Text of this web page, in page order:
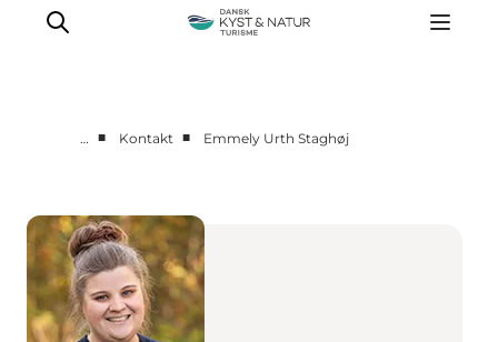
Programmer
Vidensbank
Om os
Kontakt
… ■ Kontakt ■ Emmely Urth Staghøj